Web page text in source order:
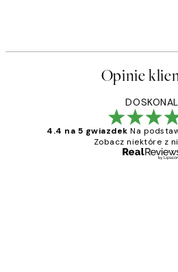
Opinie
4.4 na 5 gwiazdek Na
Zobacz niektóre z